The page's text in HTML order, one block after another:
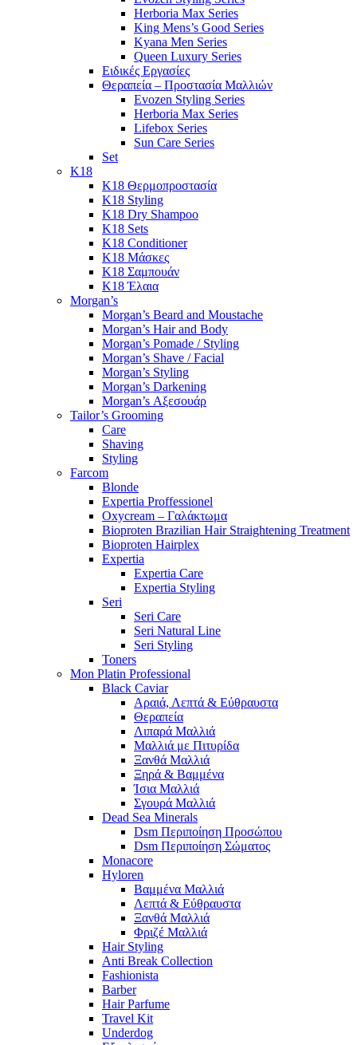
Herboria Max Series
King Mens’s Good Series
Kyana Men Series
Queen Luxury Series
Ειδικές Εργασίες
Θεραπεία – Προστασία Μαλλιών
Evozen Styling Series
Herboria Max Series
Lifebox Series
Sun Care Series
Set
K18
K18 Θερμοπροστασία
K18 Styling
K18 Dry Shampoo
K18 Sets
K18 Conditioner
K18 Μάσκες
K18 Σαμπουάν
K18 Έλαια
Morgan’s
Morgan’s Beard and Moustache
Morgan’s Hair and Body
Morgan’s Pomade / Styling
Morgan’s Shave / Facial
Morgan’s Styling
Morgan’s Darkening
Morgan’s Αξεσουάρ
Tailor’s Grooming
Care
Shaving
Styling
Farcom
Blonde
Expertia Proffessionel
Oxycream – Γαλάκτωμα
Bioproten Brazilian Hair Straightening Treatment
Bioproten Hairplex
Expertia
Expertia Care
Expertia Styling
Seri
Seri Care
Seri Natural Line
Seri Styling
Toners
Mon Platin Professional
Black Caviar
Αραιά, Λεπτά & Εύθραυστα
Θεραπεία
Λιπαρά Μαλλιά
Μαλλιά με Πιτυρίδα
Ξανθά Μαλλιά
Ξηρά & Βαμμένα
Ίσια Μαλλιά
Σγουρά Μαλλιά
Dead Sea Minerals
Dsm Περιποίηση Προσώπου
Dsm Περιποίηση Σώματος
Monacore
Hyloren
Βαμμένα Μαλλιά
Λεπτά & Εύθραυστα
Ξανθά Μαλλιά
Φριζέ Μαλλιά
Hair Styling
Anti Break Collection
Fashionista
Barber
Hair Parfume
Travel Kit
Underdog